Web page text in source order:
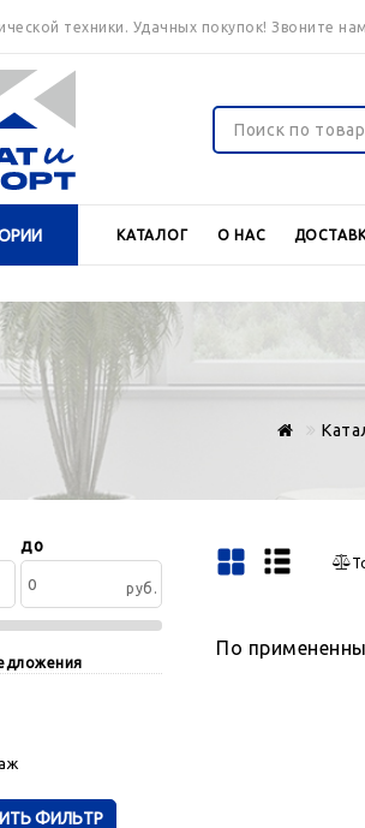
техники. Удачных покупок! Звоните
КАТАЛОГ О НАС
до
руб.
По